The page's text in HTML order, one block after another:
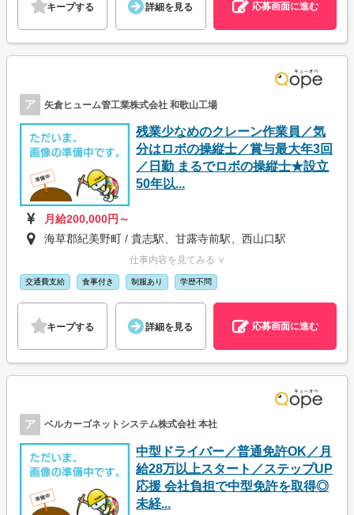
キープする 詳細を見る 応募画面に進む
ア 矢倉ヒューム管工業株式会社 和歌山工場
残業少なめのクレーン作業員／気
分はロボの操縦士／賞与最大年3回
／日勤 まるでロボの操縦士★設立
50年以...
月給200,000円～
海草郡紀美野町 / 貴志駅、甘露寺前駅、西山口駅
仕事内容を見てみる ∨
交通費支給 食事付き 制服あり 学歴不問
キープする 詳細を見る 応募画面に進む
ア ベルカーゴネットシステム株式会社 本社
中型ドライバー／普通免許OK／月
給28万以上スタート／ステップUP
応援 会社負担で中型免許を取得◎
未経...